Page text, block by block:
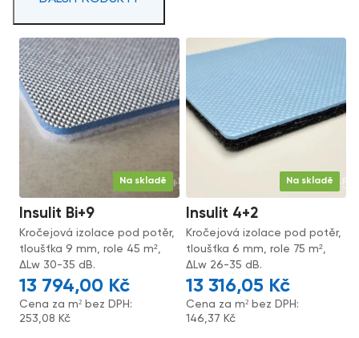
Na skladě
Insulit Bi+9
Kročejová izolace pod potěr,
tloušťka 9 mm, role 45 m²,
ΔLw 30-35 dB.
13 794,00 Kč
Cena za m² bez DPH:
253,08 Kč
Na skladě
Insulit 4+2
Kročejová izolace pod potěr,
tloušťka 6 mm, role 75 m²,
ΔLw 26-35 dB.
13 316,05 Kč
Cena za m² bez DPH:
146,37 Kč